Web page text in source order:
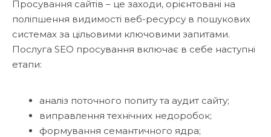
Просування сайтів – це заходи, орієнтовані на
поліпшення видимості веб-ресурсу в пошукових
системах за цільовими ключовими запитами.
Послуга SEO просування включає в себе наступні
етапи:
аналіз поточного попиту та аудит сайту;
виправлення технічних недоробок;
формування семантичного ядра;